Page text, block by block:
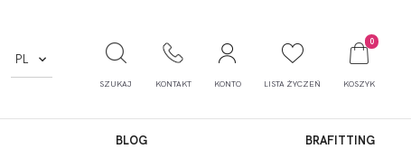
PL
SZUKAJ KONTAKT KONTO LISTA ŻYCZEŃ
0
KOSZYK
BLOG BRAFITTING